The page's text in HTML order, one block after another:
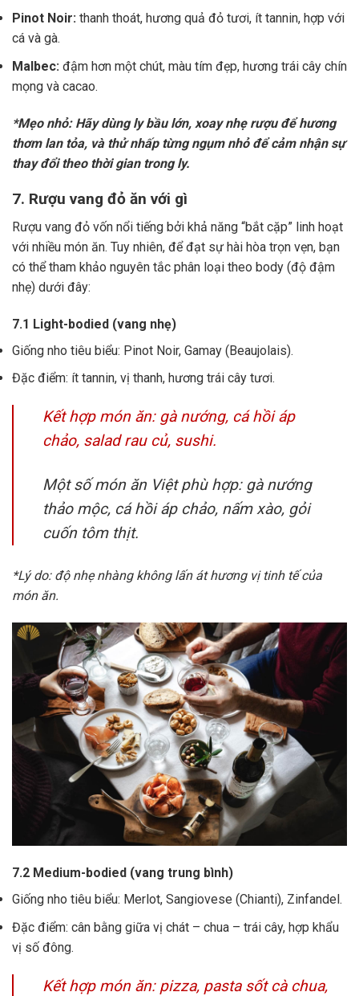
Pinot Noir: thanh thoát, hương quả đỏ tươi, ít tannin, hợp với
cá và gà.
Malbec: đậm hơn một chút, màu tím đẹp, hương trái cây chín
mọng và cacao.
*Mẹo nhỏ: Hãy dùng ly bầu lớn, xoay nhẹ rượu để hương
thơm lan tỏa, và thử nhấp từng ngụm nhỏ để cảm nhận sự
thay đổi theo thời gian trong ly.
7. Rượu vang đỏ ăn với gì
Rượu vang đỏ vốn nổi tiếng bởi khả năng “bắt cặp” linh hoạt
với nhiều món ăn. Tuy nhiên, để đạt sự hài hòa trọn vẹn, bạn
có thể tham khảo nguyên tắc phân loại theo body (độ đậm
nhẹ) dưới đây:
7.1 Light-bodied (vang nhẹ)
Giống nho tiêu biểu: Pinot Noir, Gamay (Beaujolais).
Đặc điểm: ít tannin, vị thanh, hương trái cây tươi.
Kết hợp món ăn: gà nướng, cá hồi áp
chảo, salad rau củ, sushi.
Một số món ăn Việt phù hợp: gà nướng
thảo mộc, cá hồi áp chảo, nấm xào, gỏi
cuốn tôm thịt.
*Lý do: độ nhẹ nhàng không lấn át hương vị tinh tế của
món ăn.
7.2 Medium-bodied (vang trung bình)
Giống nho tiêu biểu: Merlot, Sangiovese (Chianti), Zinfandel.
Đặc điểm: cân bằng giữa vị chát – chua – trái cây, hợp khẩu
vị số đông.
Kết hợp món ăn: pizza, pasta sốt cà chua,